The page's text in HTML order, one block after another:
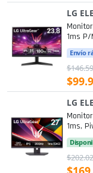
LG
1ms
Envío
LG
1ms,